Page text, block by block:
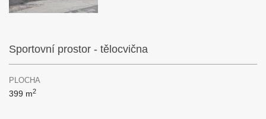
Sportovní prostor - tělocvična
PLOCHA
399 m2